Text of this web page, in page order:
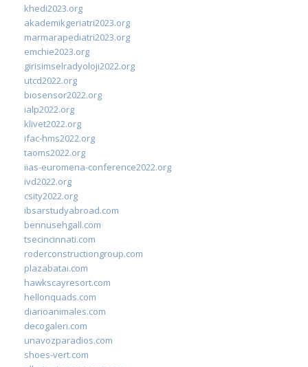
khedi2023.org
akademikgeriatri2023.org
marmarapediatri2023.org
emchie2023.org
girisimselradyoloji2022.org
utcd2022.org
biosensor2022.org
ialp2022.org
klivet2022.org
ifac-hms2022.org
taoms2022.org
iias-euromena-conference2022.org
ivd2022.org
csity2022.org
ibsarstudyabroad.com
bennusehgall.com
tsecincinnati.com
roderconstructiongroup.com
plazabatai.com
hawkscayresort.com
hellonquads.com
diarioanimales.com
decogaleri.com
unavozparadios.com
shoes-vert.com